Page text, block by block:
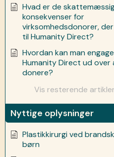
Hvad er de
konsekvenser for
virksomhedsdonorer,
til Humanity Direct?
Hvordan kan man
Humanity Direct ud over
donere?
Vis resterende
Nyttige oplysninger
Plastikkirurgi ved
børn